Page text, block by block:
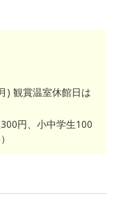
) 観賞温室休館日は
円、小中学生100